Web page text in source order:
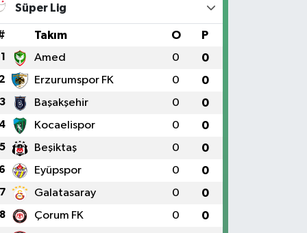
Süper Lig
Takım O P
1 Amed 0 0
2 Erzurumspor FK 0 0
3 Başakşehir 0 0
4 Kocaelispor 0 0
5 Beşiktaş 0 0
6 Eyüpspor 0 0
7 Galatasaray 0 0
8 Çorum FK 0 0